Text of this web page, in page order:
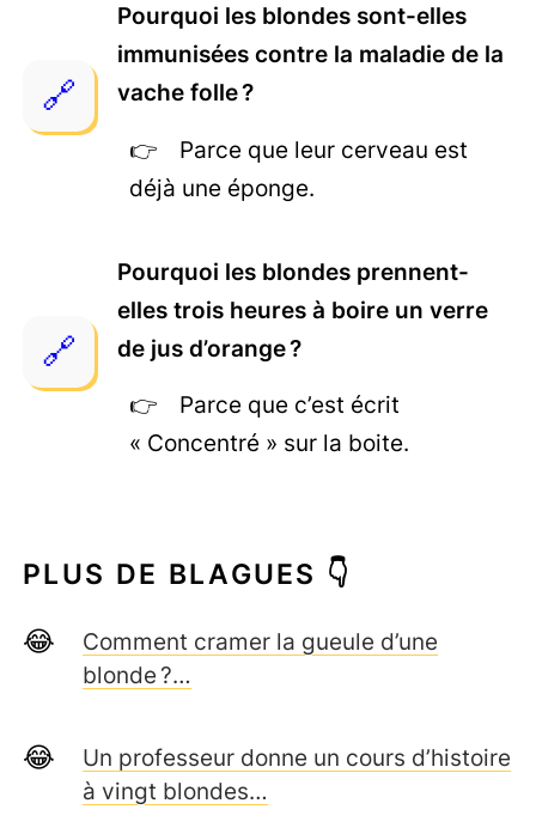
Pourquoi les blondes sont-elles
immunisées contre la maladie de la
vache folle ?
Parce que leur cerveau est
déjà une éponge.
Pourquoi les blondes prennent-
elles trois heures à boire un verre
de jus d’orange ?
Parce que c’est écrit
« Concentré » sur la boite.
PLUS DE BLAGUES 👇
Comment cramer la gueule d’une
blonde ?…
Un professeur donne un cours d’histoire
à vingt blondes…